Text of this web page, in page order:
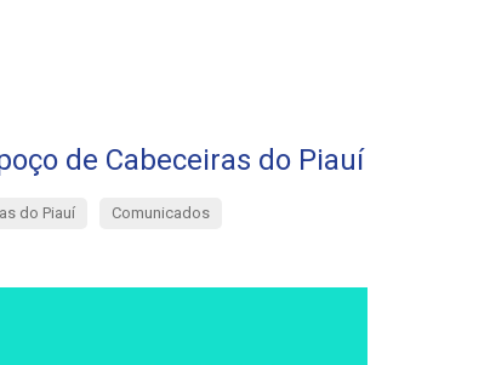
de Cabeceiras do Piauí
do Piauí Comunicados